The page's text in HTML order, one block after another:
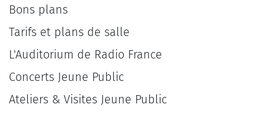
Bons plans
Tarifs et plans de salle
L'Auditorium de Radio France
Concerts Jeune Public
Ateliers & Visites Jeune Public